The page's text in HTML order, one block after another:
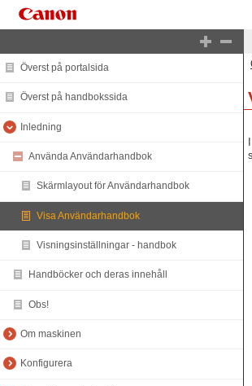
Överst på portalsida
Överst på handbokssida
Inledning
Använda Användarhandbok
Skärmlayout för Användarhandbok
Visa Användarhandbok
Visningsinställningar - handbok
Handböcker och deras innehåll
Obs!
Om maskinen
Konfigurera